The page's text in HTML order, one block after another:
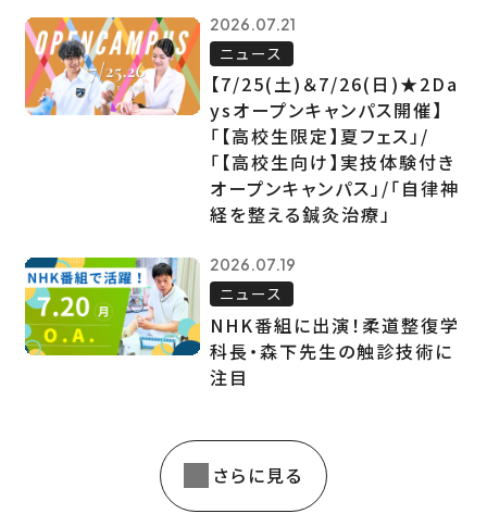
2026.07.21
ニュース
【7/25(土)＆7/26(日)★2Da
ysオープンキャンパス開催】
「【高校生限定】夏フェス」/
「【高校生向け】実技体験付き
オープンキャンパス」/「自律神
経を整える鍼灸治療」
2026.07.19
ニュース
NHK番組に出演！柔道整復学
科長・森下先生の触診技術に
注目
さらに見る